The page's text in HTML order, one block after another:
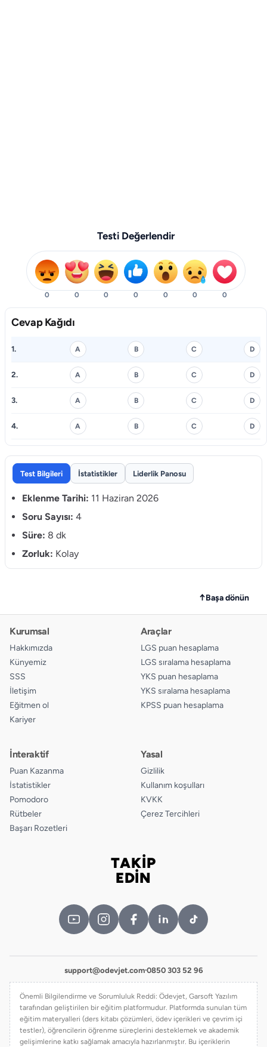
Testi Değerlendir
0 0 0 0 0 0 0
Cevap Kağıdı
1. A B C D
2. A B C D
3. A B C D
4. A B C D
Test Bilgileri İstatistikler Liderlik Panosu
Eklenme Tarihi: 11 Haziran 2026
Soru Sayısı: 4
Süre: 8 dk
Zorluk: Kolay
↑Başa dönün
Kurumsal
Hakkımızda
Künyemiz
SSS
İletişim
Eğitmen ol
Kariyer
Araçlar
LGS puan hesaplama
LGS sıralama hesaplama
YKS puan hesaplama
YKS sıralama hesaplama
KPSS puan hesaplama
İnteraktif
Puan Kazanma
İstatistikler
Pomodoro
Rütbeler
Başarı Rozetleri
Yasal
Gizlilik
Kullanım koşulları
KVKK
Çerez Tercihleri
TAKİP
EDİN
support@odevjet.com·0850 303 52 96
Önemli Bilgilendirme ve Sorumluluk Reddi: Ödevjet, Garsoft Yazılım
tarafından geliştirilen bir eğitim platformudur. Platformda sunulan tüm
eğitim materyalleri (ders kitabı çözümleri, ödev içerikleri ve çevrim içi
testler), öğrencilerin öğrenme süreçlerini desteklemek ve akademik
gelişimlerine katkı sağlamak amacıyla hazırlanmıştır. Bu içeriklerin